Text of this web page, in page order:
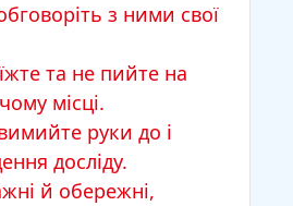
з ними свої
та не пийте на
місці.
руки до і
досліду.
й обережні,